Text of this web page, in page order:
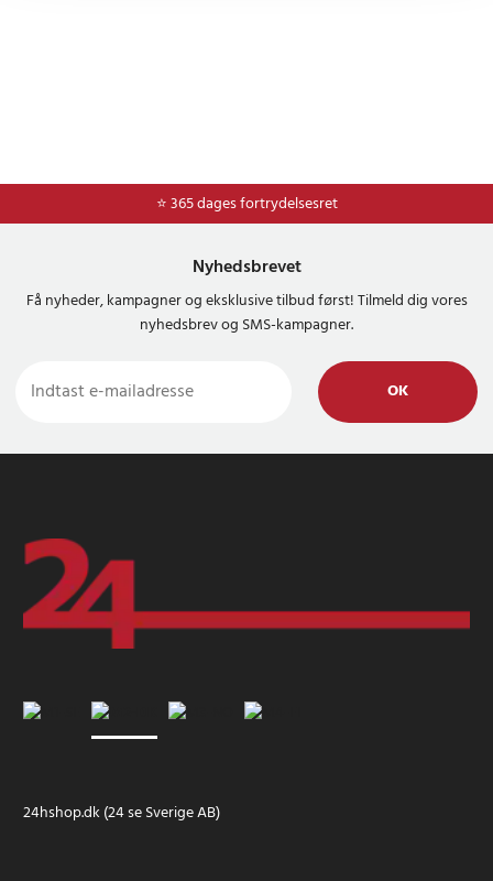
⭐ 365 dages fortrydelsesret
Nyhedsbrevet
Få nyheder, kampagner og eksklusive tilbud først! Tilmeld dig vores
nyhedsbrev og SMS-kampagner.
OK
24hshop.dk (24 se Sverige AB)